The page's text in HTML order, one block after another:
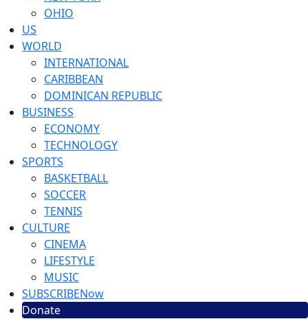
OHIO
US
WORLD
INTERNATIONAL
CARIBBEAN
DOMINICAN REPUBLIC
BUSINESS
ECONOMY
TECHNOLOGY
SPORTS
BASKETBALL
SOCCER
TENNIS
CULTURE
CINEMA
LIFESTYLE
MUSIC
SUBSCRIBENow
Donate